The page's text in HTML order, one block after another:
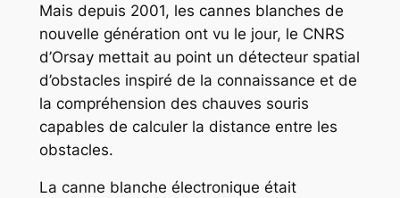
Mais depuis 2001, les cannes blanches de
nouvelle génération ont vu le jour, le CNRS
d’Orsay mettait au point un détecteur spatial
d’obstacles inspiré de la connaissance et de
la compréhension des chauves souris
capables de calculer la distance entre les
obstacles.
La canne blanche électronique était